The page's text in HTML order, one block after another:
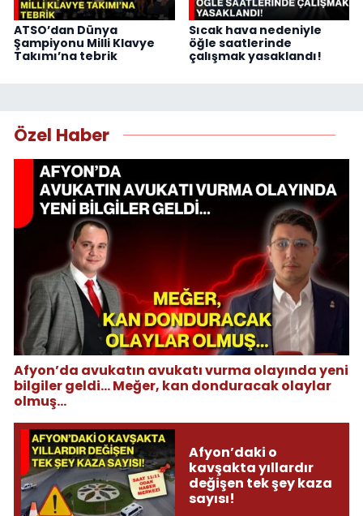
ATSO’dan Dünya
Şampiyonu Milli Klavye
Takımı’na tebrik
Sıcak hava nedeniyle
öğle saatlerinde
çalışmak yasaklandı!
Özel Haber
Afyon’da avukatın avukatı vurma olayında yeni
bilgiler geldi... Meğer, kan donduracak olaylar
olmuş...
Afyon’daki o
kavşakta yıllardır
değişen tek şey kaza
sayısı!